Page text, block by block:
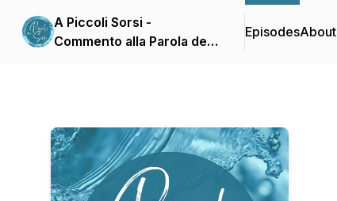
A Piccoli Sorsi -
Commento alla Parola del
EpisodesAbout